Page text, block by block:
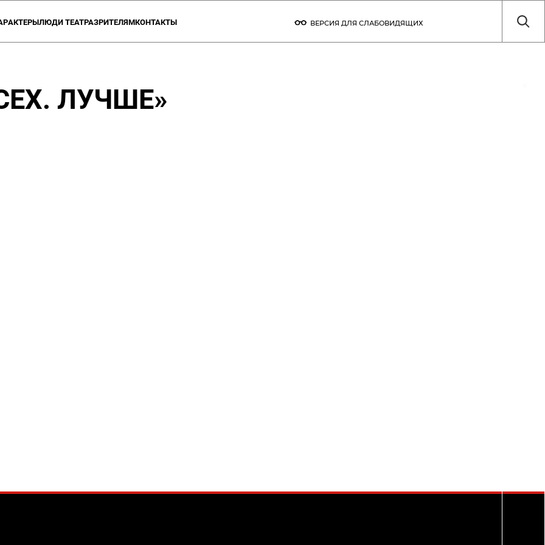
О ТЕАТРЕПРОЕКТЫУЧЕБНЫЕ СТУДИИВАКАНСИИПАРТНЕРЫДОКУМЕНТЫТЕХНИЧЕСКИЕ ПАРАМЕТРЫ
АКТЕРЫЛЮДИ ТЕАТРАЗРИТЕЛЯМ
АКЦИИ ТЕАТРА
КОНТАКТЫ ВЕРСИЯ ДЛЯ СЛАБОВИДЯЩИХ
ЛУЧШЕ»